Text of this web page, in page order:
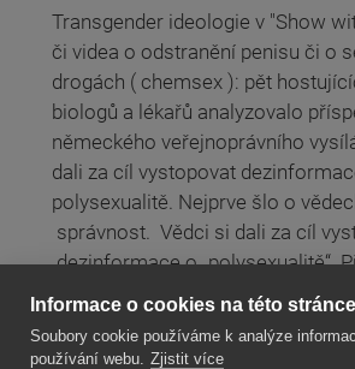
Transgender ideologie v "Show
či videa o odstranění penisu či o
drogách ( chemsex ): pět
biologů a lékařů analyzovalo
německého veřejnoprávního
dali za cíl vystopovat
polysexualitě. Nejprve šlo o
správnost. Vědci si dali za cíl
dezinformace o „polysexualitě“.
zda je skutečně pravdou, že
potvrzené vědecké poznatky o
Informace o cookies na této stránce
Soubory cookie používáme k analýze
používání webu. Zjistit více